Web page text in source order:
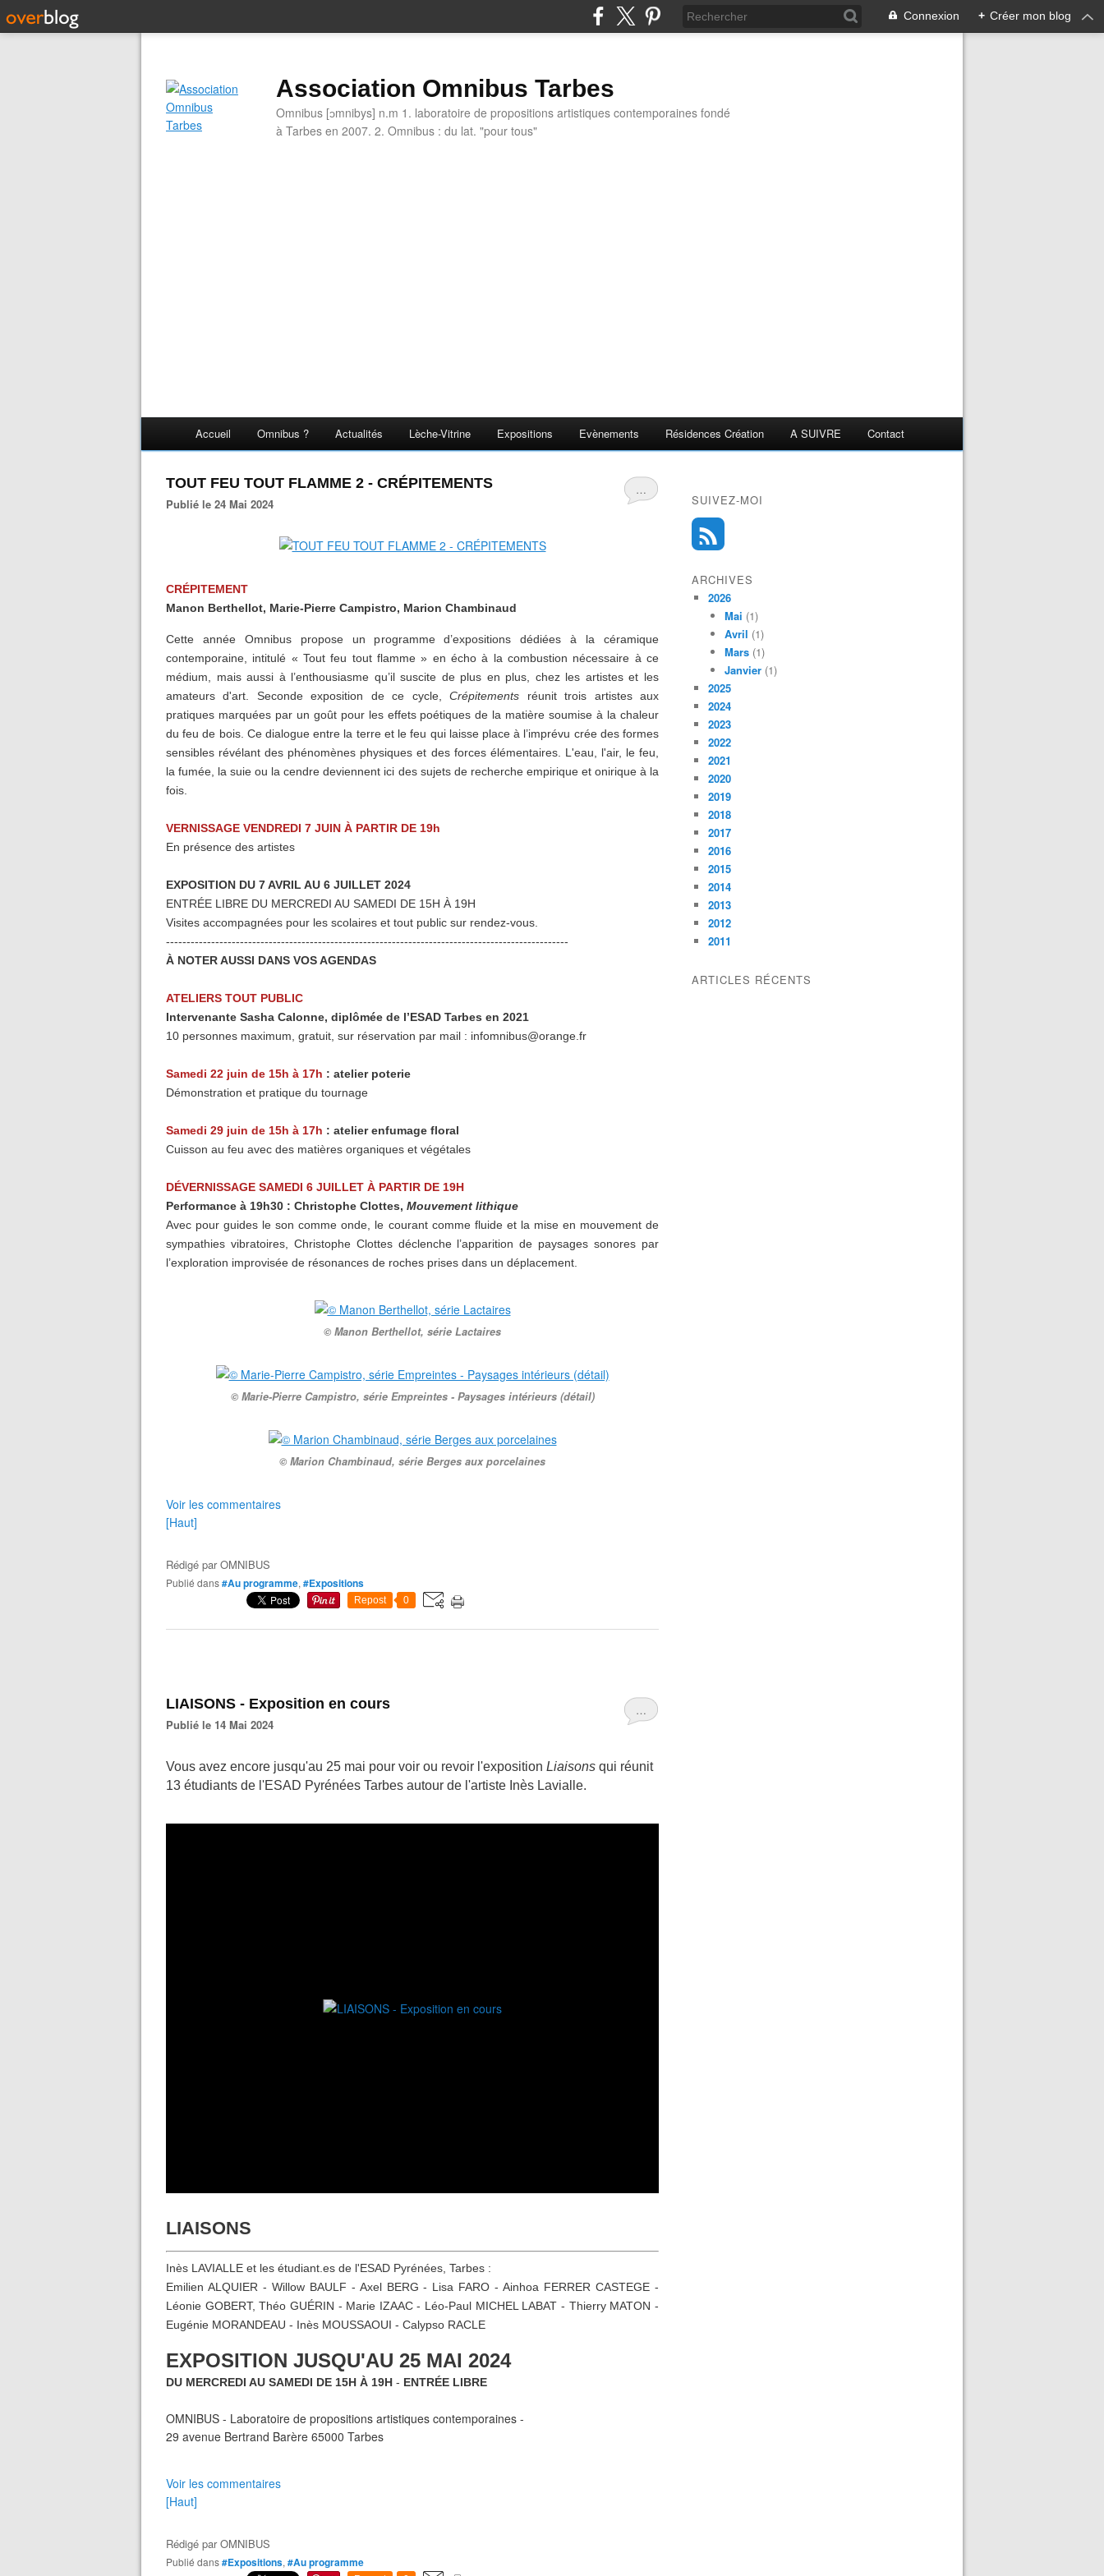
Connexion + Créer mon blog
Association Omnibus Tarbes
Omnibus [ɔmnibys] n.m 1. laboratoire de propositions artistiques contemporaines fondé
à Tarbes en 2007. 2. Omnibus : du lat. "pour tous"
Accueil Omnibus ? Actualités Lèche-Vitrine Expositions Evènements Résidences Création A SUIVRE Contact
…
TOUT FEU TOUT FLAMME 2 - CRÉPITEMENTS
Publié le 24 Mai 2024
CRÉPITEMENT
Manon Berthellot, Marie-Pierre Campistro, Marion Chambinaud
Cette année Omnibus propose un programme d’expositions dédiées à la céramique
contemporaine, intitulé « Tout feu tout flamme » en écho à la combustion nécessaire à ce
médium, mais aussi à l’enthousiasme qu’il suscite de plus en plus, chez les artistes et les
amateurs d'art. Seconde exposition de ce cycle,Crépitements réunit trois artistes aux
pratiques marquées par un goût pour les effets poétiques de la matière soumise à la chaleur
du feu de bois. Ce dialogue entre la terre et le feu qui laisse place à l’imprévu crée des formes
sensibles révélant des phénomènes physiques et des forces élémentaires. L'eau, l'air, le feu,
la fumée, la suie ou la cendre deviennent ici des sujets de recherche empirique et onirique à la
fois.
VERNISSAGE VENDREDI 7 JUIN À PARTIR DE 19h
En présence des artistes
EXPOSITION DU 7 AVRIL AU 6 JUILLET 2024
ENTRÉE LIBRE DU MERCREDI AU SAMEDI DE 15H À 19H
Visites accompagnées pour les scolaires et tout public sur rendez-vous.
--------------------------------------------------------------------------------------------------
À NOTER AUSSI DANS VOS AGENDAS
ATELIERS TOUT PUBLIC
Intervenante Sasha Calonne, diplômée de l’ESAD Tarbes en 2021
10 personnes maximum, gratuit, sur réservation par mail : infomnibus@orange.fr
Samedi 22 juin de 15h à 17h : atelier poterie
Démonstration et pratique du tournage
Samedi 29 juin de 15h à 17h : atelier enfumage floral
Cuisson au feu avec des matières organiques et végétales
DÉVERNISSAGE SAMEDI 6 JUILLET À PARTIR DE 19H
Performance à 19h30 : Christophe Clottes, Mouvement lithique
Avec pour guides le son comme onde, le courant comme fluide et la mise en mouvement de
sympathies vibratoires, Christophe Clottes déclenche l’apparition de paysages sonores par
l’exploration improvisée de résonances de roches prises dans un déplacement.
© Manon Berthellot, série Lactaires
© Marie-Pierre Campistro, série Empreintes - Paysages intérieurs (détail)
© Marion Chambinaud, série Berges aux porcelaines
Voir les commentaires
[Haut]
Rédigé parOMNIBUS
Publié dans#Au programme, #Expositions
Repost 0
…
LIAISONS - Exposition en cours
Publié le 14 Mai 2024
Vous avez encore jusqu'au 25 mai pour voir ou revoir l'exposition Liaisons qui réunit
13 étudiants de l'ESAD Pyrénées Tarbes autour de l'artiste Inès Lavialle.
LIAISONS
Inès LAVIALLE et les étudiant.es de l'ESAD Pyrénées, Tarbes :
Emilien ALQUIER - Willow BAULF - Axel BERG - Lisa FARO - Ainhoa FERRER CASTEGE -
Léonie GOBERT, Théo GUÉRIN - Marie IZAAC - Léo-Paul MICHEL LABAT - Thierry MATON -
Eugénie MORANDEAU - Inès MOUSSAOUI - Calypso RACLE
EXPOSITION JUSQU'AU 25 MAI 2024
DU MERCREDI AU SAMEDI DE 15H À 19H - ENTRÉE LIBRE
OMNIBUS - Laboratoire de propositions artistiques contemporaines -
29 avenue Bertrand Barère 65000 Tarbes
Voir les commentaires
[Haut]
Rédigé parOMNIBUS
Publié dans#Expositions, #Au programme
SUIVEZ-MOI
ARCHIVES
2026
Mai (1)
Avril (1)
Mars (1)
Janvier (1)
2025
2024
2023
2022
2021
2020
2019
2018
2017
2016
2015
2014
2013
2012
2011
ARTICLES RÉCENTS